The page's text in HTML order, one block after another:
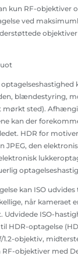
kun RF-objektiver
ved
blændestyring,
mørkt sted).
kan der
HDR for
JPEG, den
kan ISO
når kameraet
ISO-
HDR-optagelse
objektiv,
RF-objektiver med